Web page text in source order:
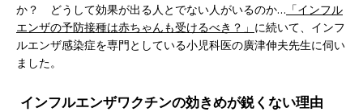
か？ どうして効果が出る人とでない人がいるのか… 「インフル
エンザの予防接種は赤ちゃんも受けるべき？」 に続いて、インフ
ルエンザ感染症を専門としている小児科医の廣津伸夫先生に伺い
ました。
インフルエンザワクチンの効きめが鋭くない理由